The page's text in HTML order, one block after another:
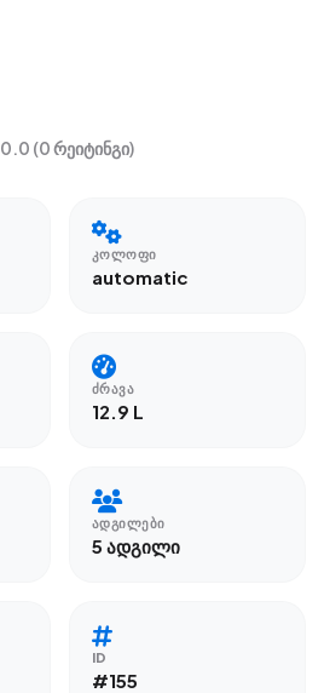
0.0 (0 რეიტინგი)
ᲙᲝᲚᲝᲤᲘ
automatic
ᲫᲠᲐᲕᲐ
12.9 L
ᲐᲓᲒᲘᲚᲔᲑᲘ
5 ადგილი
ID
#155